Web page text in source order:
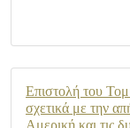
Επιστολή του
σχετικά με την
Αμερική και τις